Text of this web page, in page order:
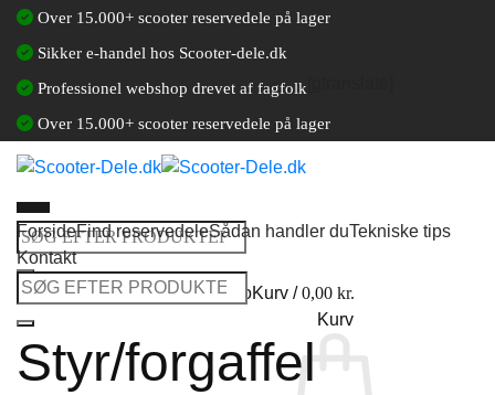
Fortsæt
indhold
Over 15.000+ scooter reservedele på lager
Sikker e-handel hos Scooter-dele.dk
Professionel webshop drevet af fagfolk
Over 15.000+ scooter reservedele på lager
Søg
efter:
Log ind / Opret en kundekontoKurv /0,00 kr.
Kurv
ForsideFind reservedeleSådan handler duTekniske tips
Kontakt
Søg
efter:
Styr/forgaffel